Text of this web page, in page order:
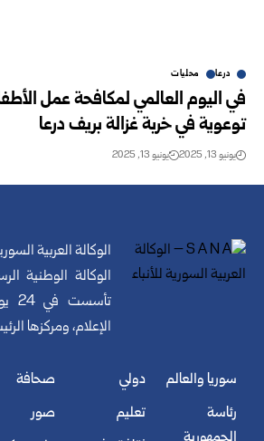
درعا محليات
في اليوم العالمي لمكافحة عمل
توعوية في خربة غزالة بريف درعا
يونيو 13, 2025 يونيو 13, 2025
الوكالة العربية
الوكالة الوطنية
الإعلام، ومركزها
سوريا والعالم
رئاسة
دولي
تعليم
صحافة
صور